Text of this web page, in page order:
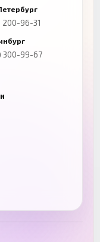
200-96-31
300-99-67